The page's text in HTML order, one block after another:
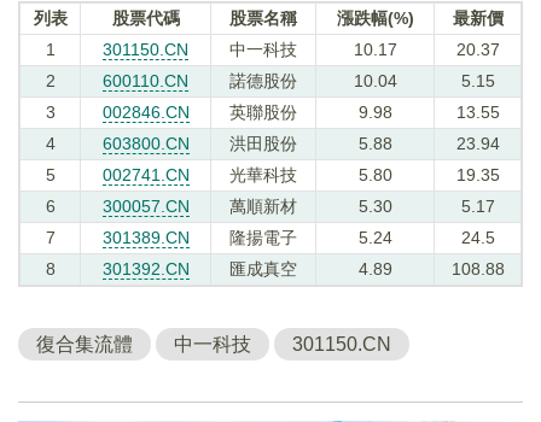
列表 股票代碼 股票名稱 漲跌幅(%)
最新價
1
301150.CN 中一科技 10.17
20.37
2
600110.CN 諾德股份 10.04
5.15
3
002846.CN 英聯股份 9.98
13.55
4
603800.CN 洪田股份 5.88
23.94
5
002741.CN 光華科技 5.80
19.35
6
300057.CN 萬順新材 5.30
5.17
7
301389.CN 隆揚電子 5.24
24.5
8
301392.CN 匯成真空 4.89 108.88
復合集流體 中一科技 301150.CN